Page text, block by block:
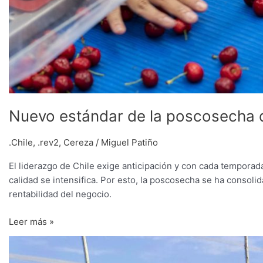
Nuevo estándar de la poscosecha
.Chile, .rev2, Cereza / Miguel Patiño
El liderazgo de Chile exige anticipación y con cada
calidad se intensifica. Por esto, la poscosecha se ha
rentabilidad del negocio.
Leer más »
en